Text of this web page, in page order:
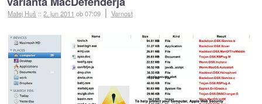
Matej Huš ::2. jun 2011 ob 07:09 Varnost